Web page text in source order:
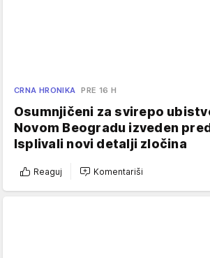
CRNA HRONIKA PRE 16 H
Osumnjičeni za svirepo
Novom Beogradu izveden
Isplivali novi detalji zločina
Reaguj Komentariši